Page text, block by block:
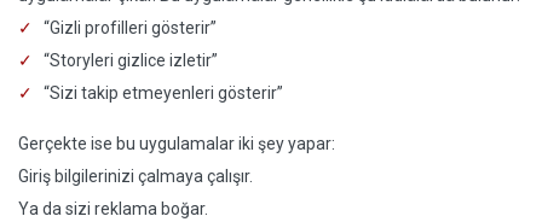
“Gizli profilleri gösterir”
“Storyleri gizlice izletir”
“Sizi takip etmeyenleri gösterir”
Gerçekte ise bu uygulamalar iki şey yapar:
Giriş bilgilerinizi çalmaya çalışır.
Ya da sizi reklama boğar.